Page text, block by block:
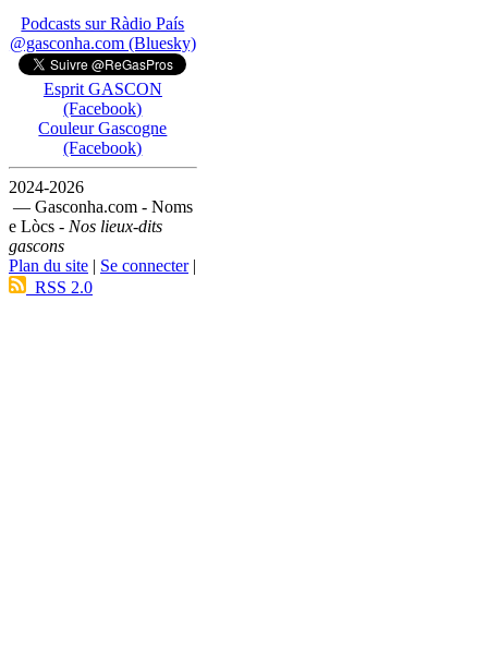
Podcasts sur Ràdio País
@gasconha.com (Bluesky)
Esprit GASCON
(Facebook)
Couleur Gascogne
(Facebook)
2024-2026
— Gasconha.com - Noms
e Lòcs - Nos lieux-dits
gascons
Plan du site | Se connecter|
RSS 2.0